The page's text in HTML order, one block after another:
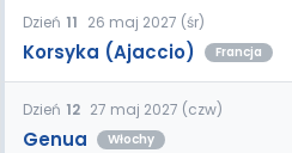
Dzień 11 26 maj 2027 (śr)
Korsyka (Ajaccio) Francja
Dzień 12 27 maj 2027 (czw)
Genua Włochy